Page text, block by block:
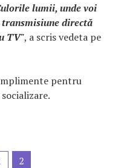
lumii, unde voi
directă
TV", a scris vedeta pe
pentru
2